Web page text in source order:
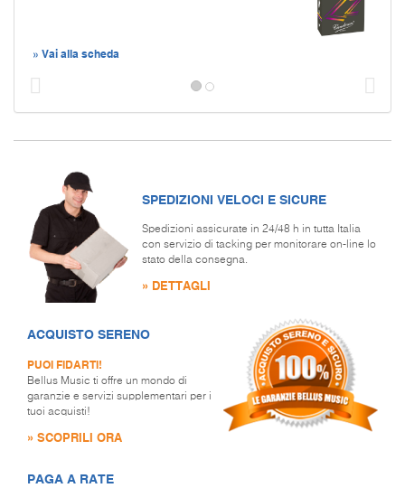
» Vai alla scheda
SPEDIZIONI VELOCI E SICURE
Spedizioni assicurate in 24/48 h in tutta Italia
con servizio di tacking per monitorare on-line lo
stato della consegna.
» DETTAGLI
ACQUISTO SERENO
PUOI FIDARTI!
Bellus Music ti offre un mondo di
garanzie e servizi supplementari per i
tuoi acquisti!
» SCOPRILI ORA
PAGA A RATE